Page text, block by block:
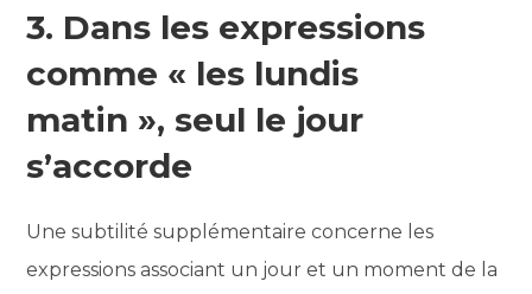
3. Dans les expressions
comme « les lundis
matin », seul le jour
s’accorde
Une subtilité supplémentaire concerne les
expressions associant un jour et un moment de la